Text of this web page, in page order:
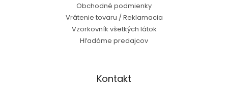
Obchodné podmienky
Vrátenie tovaru / Reklamacia
Vzorkovník všetkých látok
Hľadáme predajcov
Kontakt